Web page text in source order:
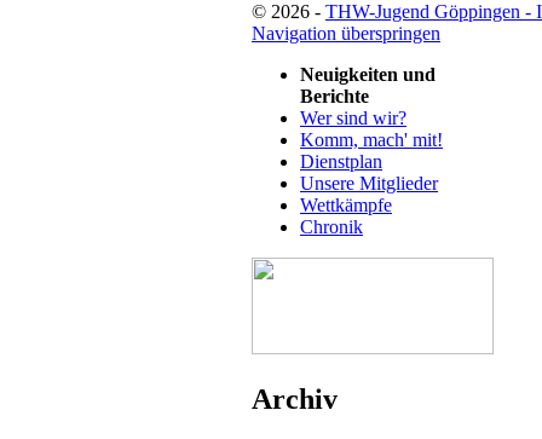
© 2026 - THW-Jugend Göppingen -
Navigation überspringen
Neuigkeiten und
Berichte
Wer sind wir?
Komm, mach' mit!
Dienstplan
Unsere Mitglieder
Wettkämpfe
Chronik
Archiv